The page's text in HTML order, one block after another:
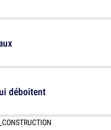
déboitent